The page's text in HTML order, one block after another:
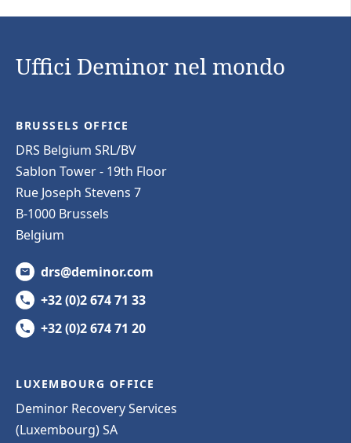
Uffici Deminor nel mondo
BRUSSELS OFFICE
DRS Belgium SRL/BV
Sablon Tower - 19th Floor
Rue Joseph Stevens 7
B-1000 Brussels
Belgium
drs@deminor.com
+32 (0)2 674 71 33
+32 (0)2 674 71 20
LUXEMBOURG OFFICE
Deminor Recovery Services
(Luxembourg) SA